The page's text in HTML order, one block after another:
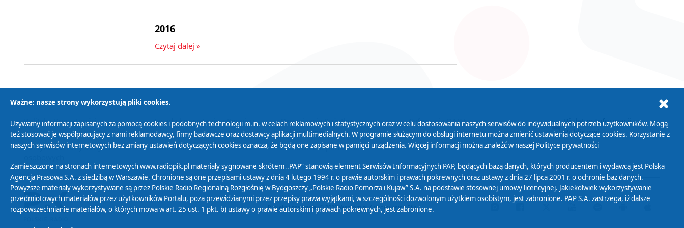
2016
Czytaj dalej »
Polityka Prywatności Zasady korzystania z Serwisu
Organizacje Pożytku
Publicznego
Cyfryzacja DAB+
Polityka ochrony danych
Abonament Zamówienia publiczne
Biuletyn Informacji
Publicznej
Projekt i realizacja: © 2022Webtom.pl/strony www Piła
Ważne: nasze strony wykorzystują pliki cookies.
też stosować je współpracujący z nami reklamodawcy, firmy badawcze oraz dostawcy aplikacji multimedialnych. W programie służącym do obsługi internetu można zmienić ustawienia dotyczące cookies. Korzystanie z
naszych serwisów internetowych bez zmiany ustawień dotyczących cookies oznacza, że będą one zapisane w pamięci urządzenia. Więcej informacji można znaleźć w naszejPolityce prywatności
Agencja Prasowa S.A. z siedzibą w Warszawie. Chronione są one przepisami ustawy z dnia 4 lutego 1994 r. o prawie autorskim i prawach pokrewnych oraz ustawy z dnia 27 lipca 2001 r. o ochronie baz danych.
Powyższe materiały wykorzystywane są przez Polskie Radio Regionalną Rozgłośnię w Bydgoszczy „Polskie Radio Pomorza i Kujaw” S.A. na podstawie stosownej umowy licencyjnej. Jakiekolwiek wykorzystywanie
przedmiotowych materiałów przez użytkowników Portalu, poza przewidzianymi przez przepisy prawa wyjątkami, w szczególności dozwolonym użytkiem osobistym, jest zabronione. PAP S.A. zastrzega, iż dalsze
rozpowszechnianie materiałów, o których mowa w art. 25 ust. 1 pkt. b) ustawy o prawie autorskim i prawach pokrewnych, jest zabronione.